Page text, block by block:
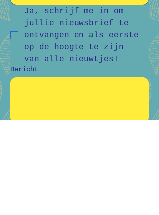
Ja, schrijf me in om
jullie nieuwsbrief te
ontvangen en als eerste
op de hoogte te zijn
van alle nieuwtjes!
Bericht